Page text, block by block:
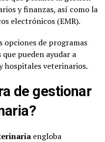
y finanzas, así como la
electrónicos (EMR).
opciones de programas
pueden ayudar a
hospitales veterinarios.
de gestionar
engloba